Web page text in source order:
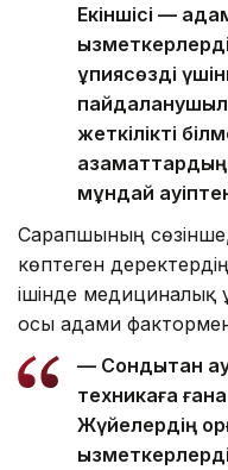
Екіншісі —
құпиясөзді
жеткілікті
мұндай
Сарапшының
көптеген
ішінде медициналық
осы адами
— Сондықтан
техникаға
Жүйелердің